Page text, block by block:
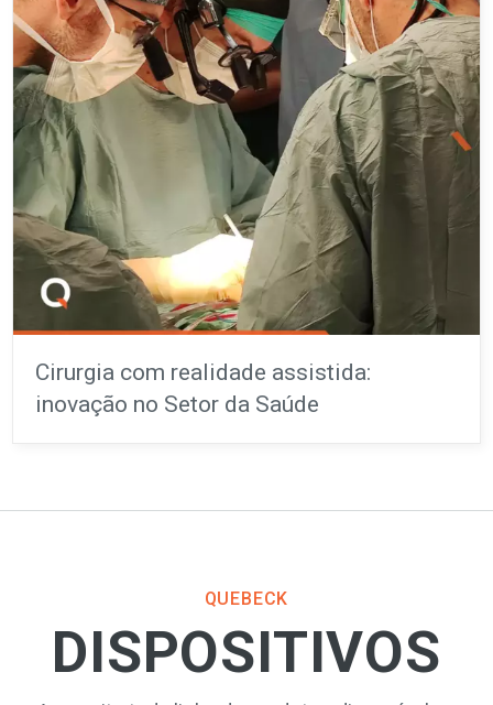
Cirurgia com realidade assistida:
inovação no Setor da Saúde
QUEBECK
DISPOSITIVOS